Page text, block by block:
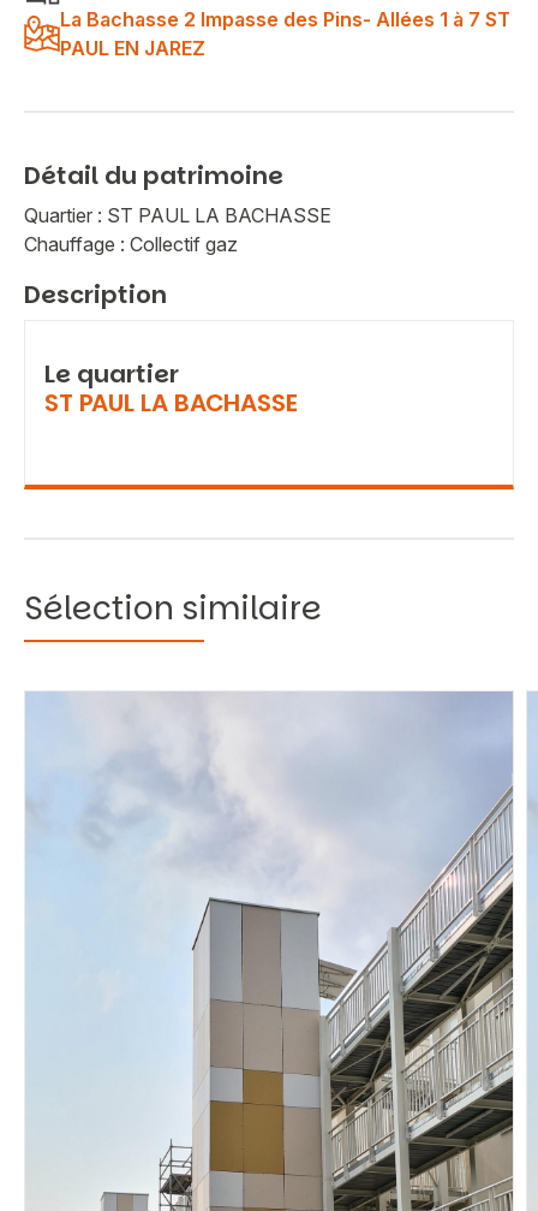
La Bachasse 2 Impasse des Pins- Allées 1 à 7 ST
PAUL EN JAREZ
Détail du patrimoine
Quartier : ST PAUL LA BACHASSE
Chauffage : Collectif gaz
Description
Le quartier
ST PAUL LA BACHASSE
Sélection similaire